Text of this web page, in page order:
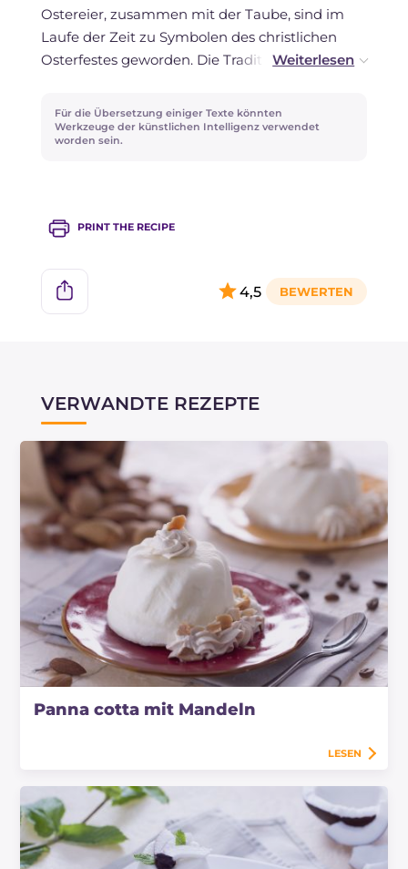
Ostereier, zusammen mit der Taube, sind im
Laufe der Zeit zu Symbolen des christlichen
Osterfestes geworden. Die Tradition des
Datums, aber bereits im Mittelalter war es
üblich, echte Eier zu verschenken, die mit allen
Für die Übersetzung einiger Texte könnten
Werkzeuge der künstlichen Intelligenz verwendet
worden sein.
PRINT THE RECIPE
4,5
VERWANDTE REZEPTE
Panna cotta mit Mandeln
LESEN